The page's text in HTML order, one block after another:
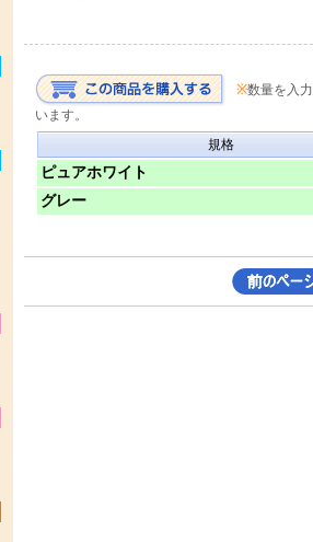
※数量を入
います。
規格
ピュアホワイト
グレー